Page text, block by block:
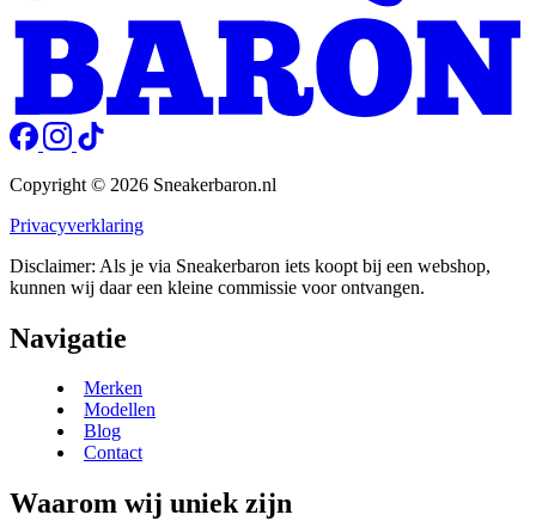
Copyright © 2026 Sneakerbaron.nl
Privacyverklaring
Disclaimer: Als je via Sneakerbaron iets koopt bij een webshop,
kunnen wij daar een kleine commissie voor ontvangen.
Navigatie
Merken
Modellen
Blog
Contact
Waarom wij uniek zijn